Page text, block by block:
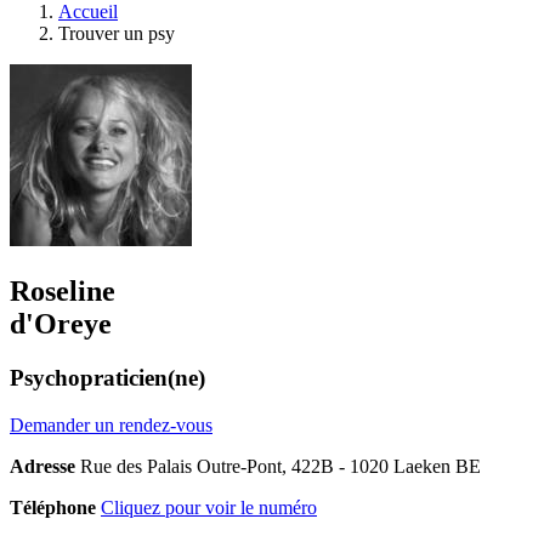
Accueil
Trouver un psy
Roseline
d'Oreye
Psychopraticien(ne)
Demander un rendez-vous
Adresse Rue des Palais Outre-Pont, 422B - 1020 Laeken BE
Téléphone Cliquez pour voir le numéro